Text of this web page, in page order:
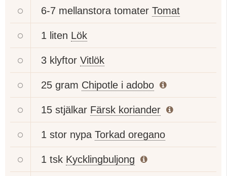
6-7 mellanstora tomater Tomat
1 liten Lök
3 klyftor Vitlök
25 gram Chipotle i adobo
15 stjälkar Färsk koriander
1 stor nypa Torkad oregano
1 tsk Kycklingbuljong